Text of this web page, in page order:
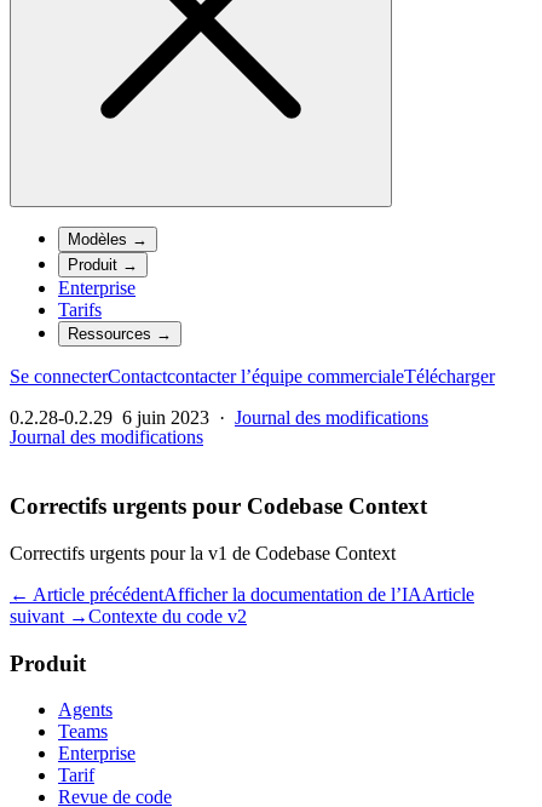
Modèles →
Produit →
Enterprise
Tarifs
Ressources →
Se connecterContactcontacter l’équipe commercialeTélécharger
0.2.28-0.2.29 6 juin 2023 · Journal des modifications
Journal des modifications
Correctifs urgents pour Codebase Context
Correctifs urgents pour la v1 de Codebase Context
← Article précédentAfficher la documentation de l’IAArticle
suivant →Contexte du code v2
Produit
Agents
Teams
Enterprise
Tarif
Revue de code